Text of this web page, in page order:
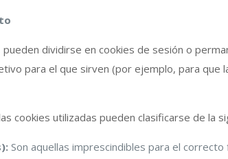
dividirse en cookies de sesión o
para el que sirven (por ejemplo, para
cookies utilizadas pueden clasificarse de la
Son aquellas imprescindibles para el